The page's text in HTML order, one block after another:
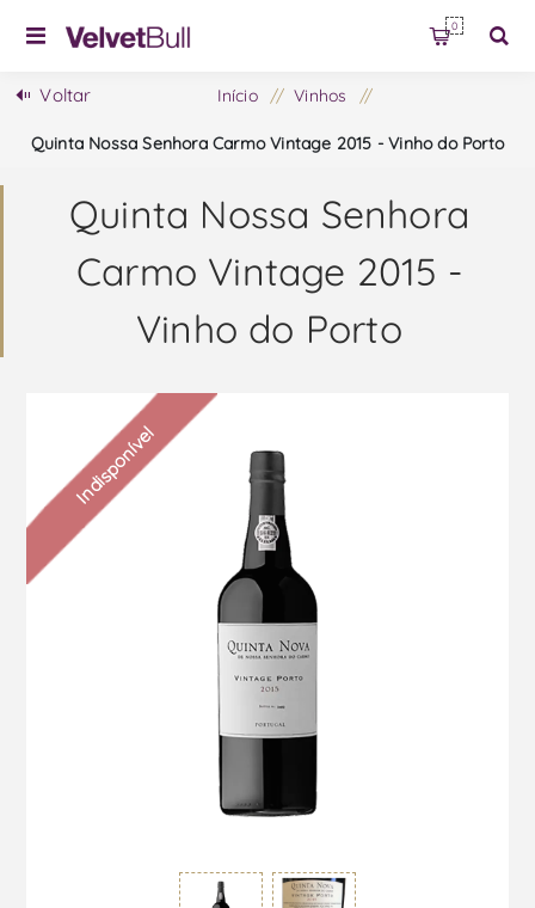
0
Voltar Início / Vinhos /
Quinta Nossa Senhora Carmo Vintage 2015 - Vinho do Porto
Quinta Nossa Senhora
Carmo Vintage 2015 -
Vinho do Porto
Indisponível